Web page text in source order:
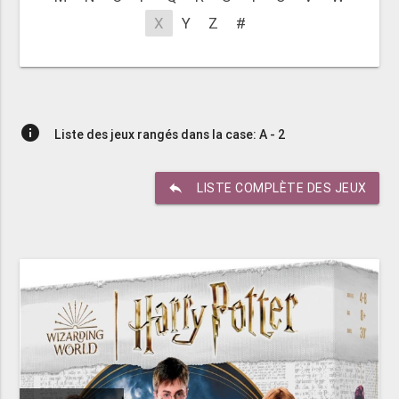
X
Y Z #
info Liste des jeux rangés dans la case: A - 2
reply LISTE COMPLÈTE DES JEUX